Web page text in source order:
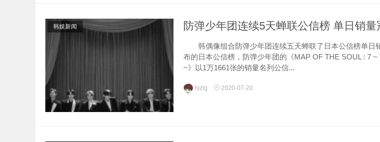
防弹少年团连续5天蝉联公信榜 单日销量
韩娱新闻
韩偶像组合防弹少年团连续五天蝉联了日本公信榜单日
布的日本公信榜，防弹少年团的《MAP OF THE SOUL : 7
~》以1万1661张的销量名列公信...
hjzlg 2020-07-20